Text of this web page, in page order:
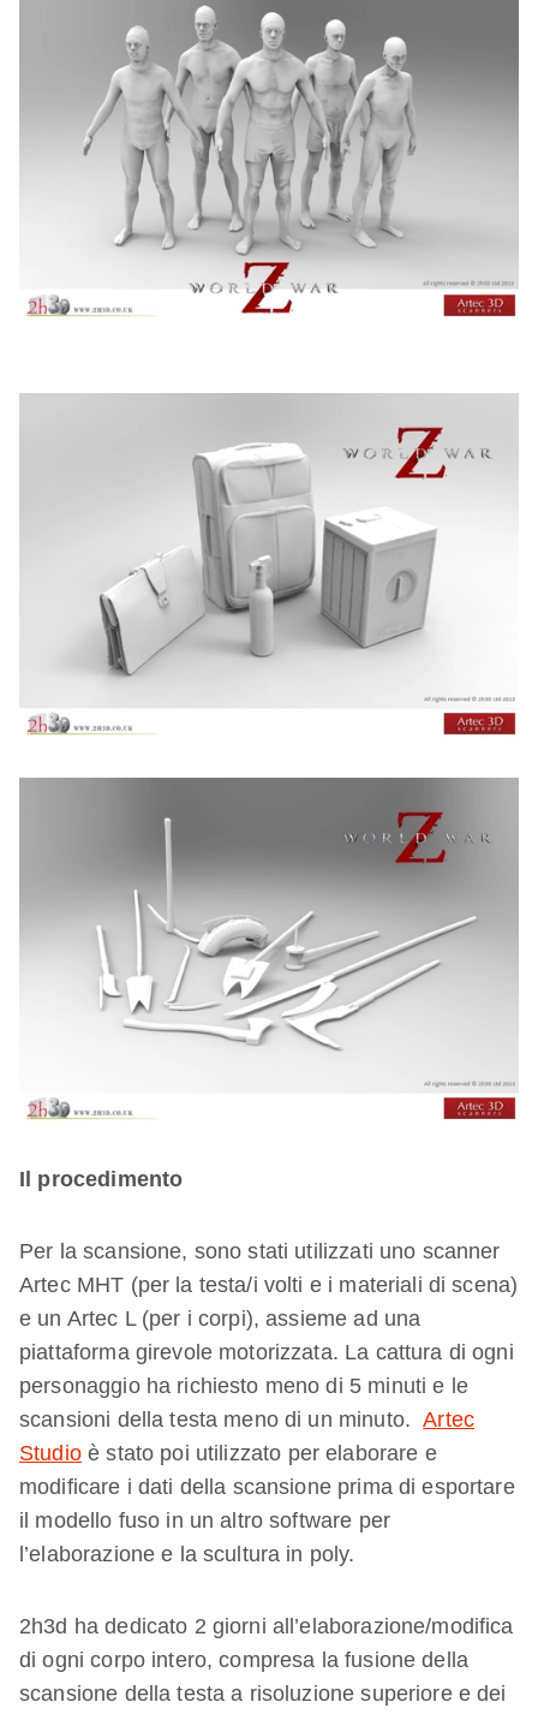
Il procedimento
Per la scansione, sono stati utilizzati uno scanner
Artec MHT (per la testa/i volti e i materiali di scena)
e un Artec L (per i corpi), assieme ad una
piattaforma girevole motorizzata. La cattura di ogni
personaggio ha richiesto meno di 5 minuti e le
scansioni della testa meno di un minuto.Artec
Studioè stato poi utilizzato per elaborare e
modificare i dati della scansione prima di esportare
il modello fuso in un altro software per
l’elaborazione e la scultura in poly.
2h3d ha dedicato 2 giorni all’elaborazione/modifica
di ogni corpo intero, compresa la fusione della
scansione della testa a risoluzione superiore e dei